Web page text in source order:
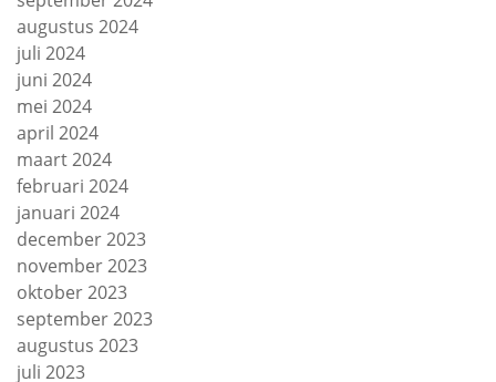
augustus 2024
juli 2024
juni 2024
mei 2024
april 2024
maart 2024
februari 2024
januari 2024
december 2023
november 2023
oktober 2023
september 2023
augustus 2023
juli 2023